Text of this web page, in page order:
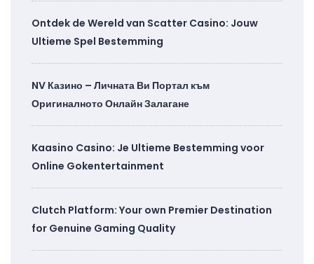
Ontdek de Wereld van Scatter Casino: Jouw
Ultieme Spel Bestemming
NV Казино – Личната Ви Портал към
Оригиналното Онлайн Залагане
Kaasino Casino: Je Ultieme Bestemming voor
Online Gokentertainment
Clutch Platform: Your own Premier Destination
for Genuine Gaming Quality